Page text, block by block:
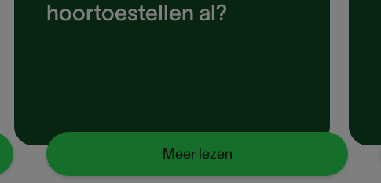
hoortoestellen al?
Meer lezen